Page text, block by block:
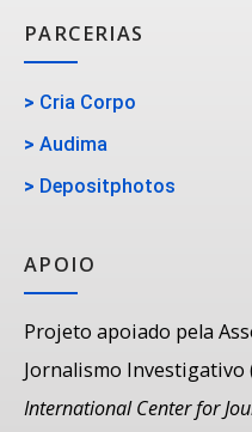
PARCERIAS
> Cria Corpo
> Audima
> Depositphotos
APOIO
Projeto apoiado pela
Jornalismo Investigativo
International Center for